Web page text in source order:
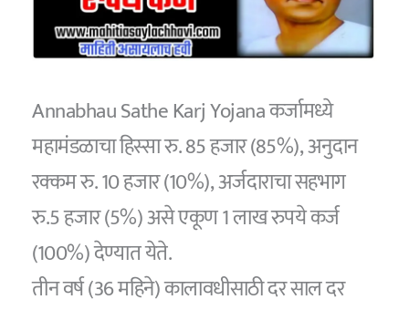
Annabhau Sathe Karj Yojana कर्जामध्ये
महामंडळाचा हिस्सा रु. 85 हजार (85%), अनुदान
रक्कम रु. 10 हजार (10%), अर्जदाराचा सहभाग
रु.5 हजार (5%) असे एकूण 1 लाख रुपये कर्ज
(100%) देण्यात येते.
तीन वर्ष (36 महिने) कालावधीसाठी दर साल दर